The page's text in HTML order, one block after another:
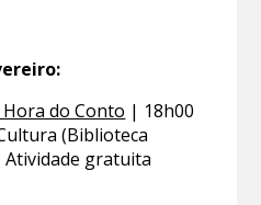
do Conto | 18h00
(Biblioteca
Atividade gratuita